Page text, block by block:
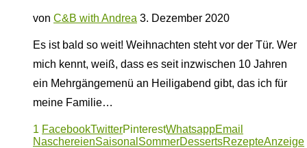
von C&B with Andrea 3. Dezember 2020
Es ist bald so weit! Weihnachten steht vor der Tür. Wer
mich kennt, weiß, dass es seit inzwischen 10 Jahren
ein Mehrgängemenü an Heiligabend gibt, das ich für
meine Familie…
1 FacebookTwitterPinterestWhatsappEmail
NaschereienSaisonal SommerDessertsRezepteAnzeige